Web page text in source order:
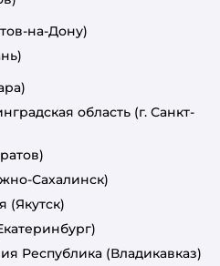
на-Дону)
область (г. Санкт-
Сахалинск)
(Якутск)
Республика (Владикавказ)